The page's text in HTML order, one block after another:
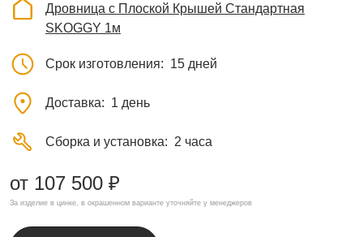
Дровница с Плоской Крышей Стандартная
SKOGGY 1м
Срок изготовления 15 дней
Доставка 1 день
Сборка и установка 2 часа
от 107 500 ₽
За изделие в цинке, в окрашенном варианте уточняйте у менеджеров